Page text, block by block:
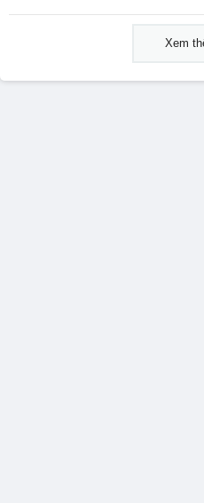
Xem